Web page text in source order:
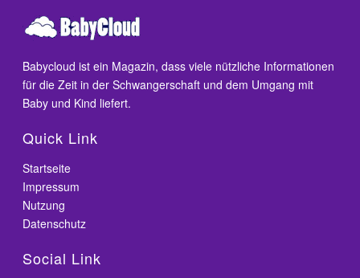
Babycloud ist ein Magazin, dass viele nützliche Informationen
für die Zeit in der Schwangerschaft und dem Umgang mit
Baby und Kind liefert.
Quick Link
Startseite
Impressum
Nutzung
Datenschutz
Social Link